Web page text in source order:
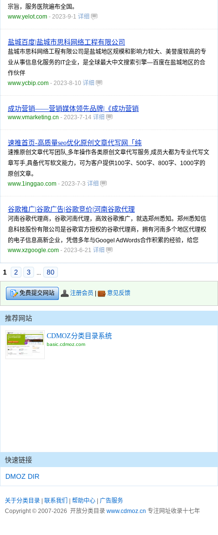
宗旨，服务医院遍布全国。
www.yelot.com - 2023-9-1 详细
盐城百度|盐城市思科网络工程有限公司
盐城市思科网络工程有限公司是盐城地区规模和影响力较大、美誉度较高的专
业从事信息化服务的IT企业，是全球最大中文搜索引擎—百度在盐城地区的合
作伙伴
www.ycbip.com - 2023-8-10 详细
成功营销——营销媒体领先品牌|《成功营销
www.vmarketing.cn - 2023-7-14 详细
速推首页-高质量seo优化原创文章代写网「纯
速推原创文章代写团队,多年操作各类原创文章代写服务,成员大都为专业代写文
章写手,具备代写软文能力，可为客户提供100字、500字、800字、1000字的
原创文章。
www.1inggao.com - 2023-7-3 详细
谷歌推广|谷歌广告|谷歌竞价|河南谷歌代理
河南谷歌代理商，谷歌河南代理，高效谷歌推广，就选郑州悉知。郑州悉知信
息科技股份有限公司是谷歌官方授权的谷歌代理商，拥有河南多个地区代理权
的电子信息高新企业，凭借多年与Googel AdWords合作积累的经验，给您
www.xzgoogle.com - 2023-6-21 详细
1 2 3 ... 80
免费提交网站 注册会员 意见反馈
推荐网站
CDMOZ分类目录系统
basic.cdmoz.com
快速链接
DMOZ DIR
关于分类目录 联系我们 帮助中心
广告服务
Copyright © 2007-2026 开放分类目录 www.cdmoz.cn 专注网址收录十七年